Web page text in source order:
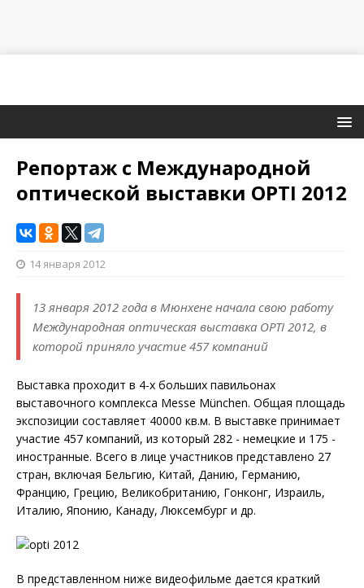
Репортаж с Международной
оптической выставки OPTI 2012
14 января 2012
13 января 2012 года в Мюнхене начала свою работу
Международная оптическая выставка OPTI 2012, в
которой приняло участие 457 компаний
Выставка проходит в 4-х больших павильонах
выставочного комплекса Messe München. Общая площадь
экспозиции составляет 40000 кв.м. В выставке принимает
участие 457 компаний, из который 282 - немецкие и 175 -
иностранные. Всего в лице участников представлено 27
стран, включая Бельгию, Китай, Данию, Германию,
Францию, Грецию, Великобританию, Гонконг, Израиль,
Италию, Японию, Канаду, Люксембург и др.
В представленном ниже видеофильме дается краткий